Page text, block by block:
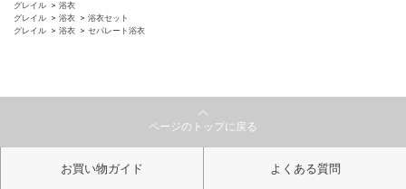
グレイル
浴衣
グレイル
浴衣
浴衣セット
グレイル
浴衣 セパレート浴衣
ページのトップに戻る
お買い物ガイド よくある質問